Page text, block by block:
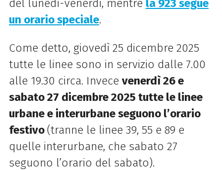
del lunedì-venerdì, mentre la 923 segue
un orario speciale.
Come detto, giovedì 25 dicembre 2025
tutte le linee sono in servizio dalle 7.00
alle 19.30 circa. Invece venerdì 26 e
sabato 27 dicembre 2025 tutte le linee
urbane e interurbane seguono l’orario
festivo(tranne le linee 39, 55 e 89 e
quelle interurbane, che sabato 27
seguono l’orario del sabato).